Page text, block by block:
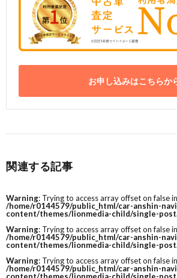
お申し込みはこちらか
関連する記事
Warning: Trying to access array offset on false in
/home/r0144579/public_html/car-anshin-
content/themes/lionmedia-child/single-
Warning: Trying to access array offset on false in
/home/r0144579/public_html/car-anshin-
content/themes/lionmedia-child/single-
Warning: Trying to access array offset on false in
/home/r0144579/public_html/car-anshin-